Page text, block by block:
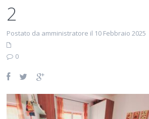
2
Postato da amministratore il 10 Febbraio 2025
0